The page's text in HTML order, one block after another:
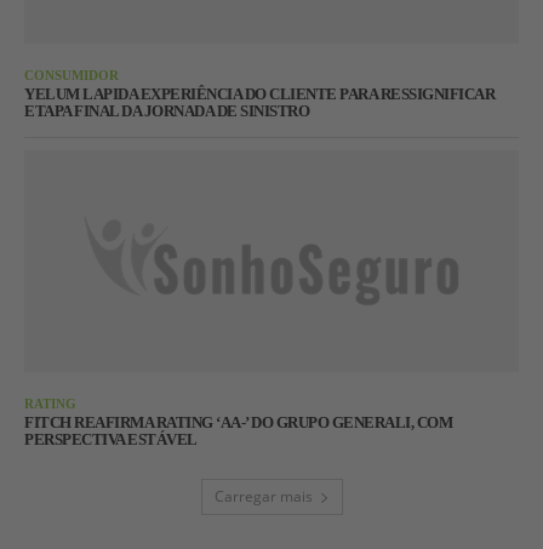
CONSUMIDOR
YELUM LAPIDA EXPERIÊNCIA DO CLIENTE PARA RESSIGNIFICAR
ETAPA FINAL DA JORNADA DE SINISTRO
RATING
FITCH REAFIRMA RATING ‘AA-’ DO GRUPO GENERALI, COM
PERSPECTIVA ESTÁVEL
Carregar mais